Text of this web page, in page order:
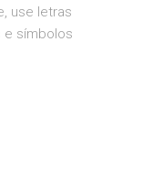
use letras
e símbolos